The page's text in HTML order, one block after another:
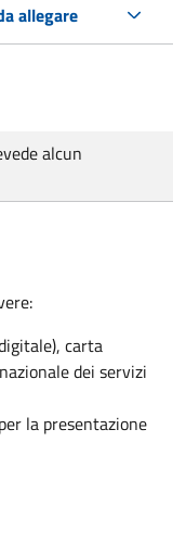
allegare
alcun
carta
dei servizi
la presentazione